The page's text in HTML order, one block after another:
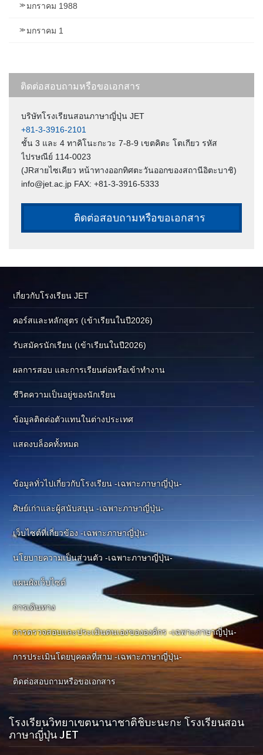
มกราคม 1988
มกราคม 1
ติดต่อสอบถามหรือขอเอกสาร
บริษัทโรงเรียนสอนภาษาญี่ปุ่น JET
+81-3-3916-2101
ชั้น 3 และ 4 ทาคิโนะกะวะ 7-8-9 เขตคิตะ โตเกียว รหัส
ไปรษณีย์ 114-0023
(JRสายไซเคียว หน้าทางออกทิศตะวันออกของสถานีอิตะบาชิ)
info@jet.ac.jp FAX: +81-3-3916-5333
ติดต่อสอบถามหรือขอเอกสาร
เกี่ยวกับโรงเรียน JET
คอร์สและหลักสูตร (เข้าเรียนในปี2026)
รับสมัครนักเรียน (เข้าเรียนในปี2026)
ผลการสอบ และการเรียนต่อหรือเข้าทำงาน
ชีวิตความเป็นอยู่ของนักเรียน
ข้อมูลติดต่อตัวแทนในต่างประเทศ
แสดงบล็อคทั้งหมด
ข้อมูลทั่วไปเกี่ยวกับโรงเรียน -เฉพาะภาษาญี่ปุ่น-
ศิษย์เก่าและผู้สนับสนุน -เฉพาะภาษาญี่ปุ่น-
เว็บไซต์ที่เกี่ยวข้อง -เฉพาะภาษาญี่ปุ่น-
นโยบายความเป็นส่วนตัว -เฉพาะภาษาญี่ปุ่น-
แผนผังเว็บไซต์
การเดินทาง
การตรวจสอบและประเมินตนเองขององค์กร -เฉพาะภาษาญี่ปุ่น-
การประเมินโดยบุคคลที่สาม -เฉพาะภาษาญี่ปุ่น-
ติดต่อสอบถามหรือขอเอกสาร
โรงเรียนวิทยาเขตนานาชาติชิบะนะกะ โรงเรียนสอน
ภาษาญี่ปุ่น JET